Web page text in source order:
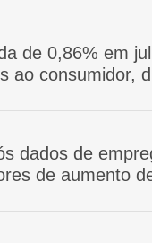
de 0,86% em
ao consumidor,
dados de
de aumento